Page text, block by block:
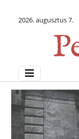
2026. augusztus 7.